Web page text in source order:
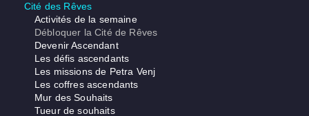
Cité des Rêves
Activités de la semaine
Débloquer la Cité de Rêves
Devenir Ascendant
Les défis ascendants
Les missions de Petra Venj
Les coffres ascendants
Mur des Souhaits
Tueur de souhaits